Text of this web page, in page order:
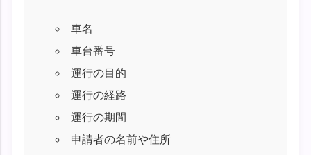
車名
車台番号
運行の目的
運行の経路
運行の期間
申請者の名前や住所